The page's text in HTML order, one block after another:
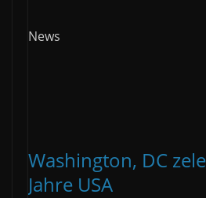
News
Washington, DC
Jahre USA